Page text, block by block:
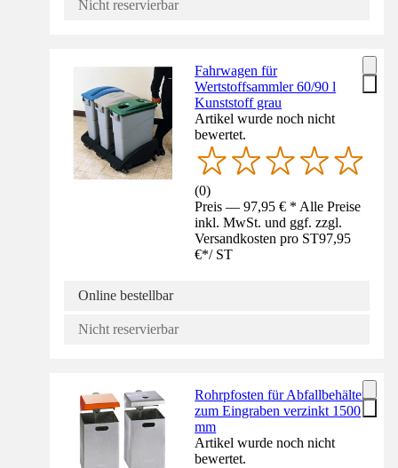
Nicht reservierbar
Fahrwagen für
Wertstoffsammler 60/90 l
Kunststoff grau
Artikel wurde noch nicht
bewertet.
(0)
Preis — 97,95 € * Alle Preise
inkl. MwSt. und ggf. zzgl.
Versandkosten pro ST97,95
€*/ ST
Online bestellbar
Nicht reservierbar
Rohrpfosten für Abfallbehälter
zum Eingraben verzinkt 1500
mm
Artikel wurde noch nicht
bewertet.